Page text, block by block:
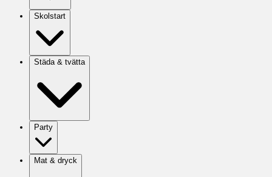
Skolstart
Städa & tvätta
Party
Mat & dryck